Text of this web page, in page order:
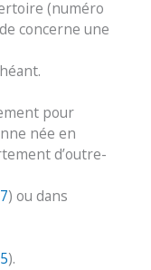
(numéro
concerne une
pour
née en
d’outre-
) ou dans
).